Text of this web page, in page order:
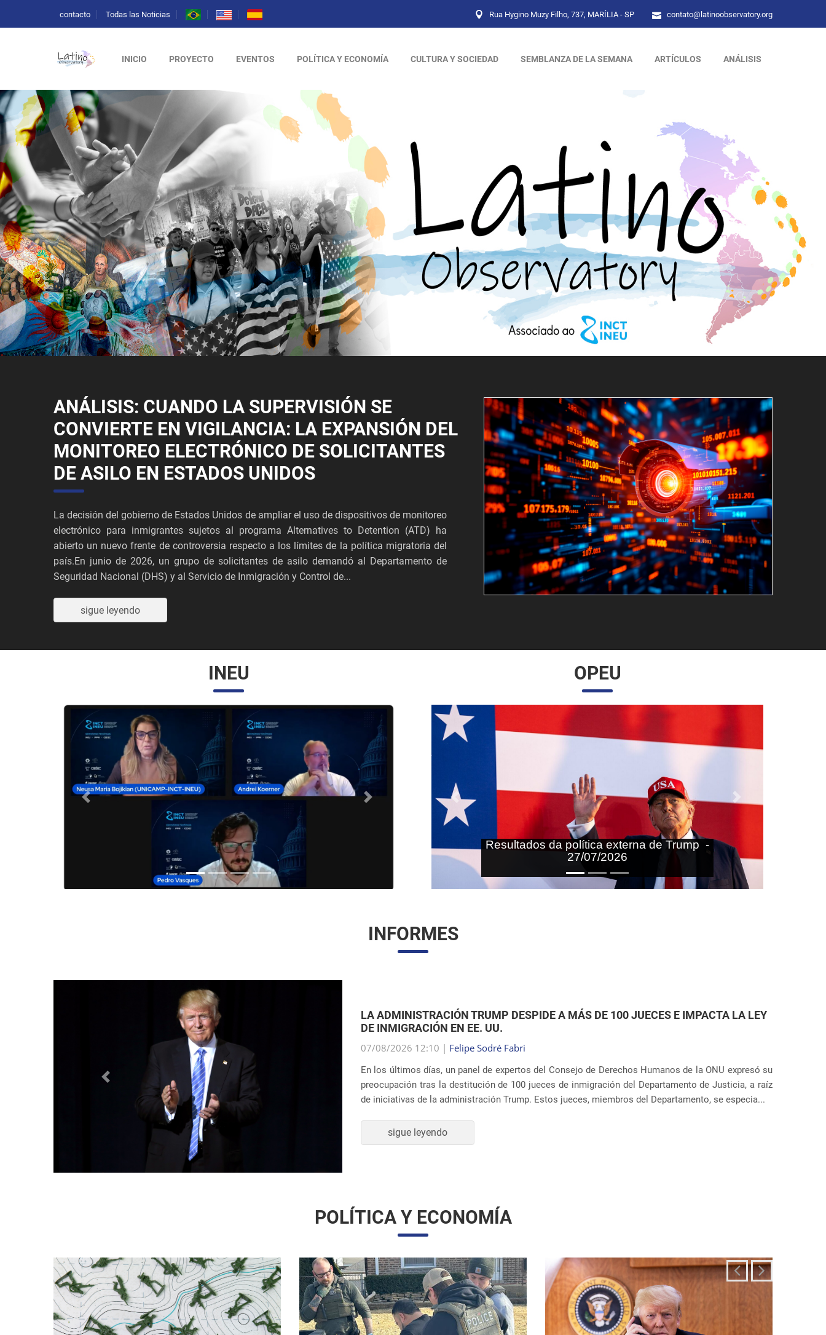
contacto Todas las Noticias Rua Hygino Muzy Filho, 737, MARÍLIA - SP contato@latinoobservatory.org
INICIO PROYECTO EVENTOS POLÍTICA Y ECONOMÍA CULTURA Y SOCIEDAD SEMBLANZA DE LA SEMANA ARTÍCULOS ANÁLISIS
ANÁLISIS: CUANDO LA SUPERVISIÓN SE
CONVIERTE EN VIGILANCIA: LA EXPANSIÓN DEL
MONITOREO ELECTRÓNICO DE SOLICITANTES
DE ASILO EN ESTADOS UNIDOS
La decisión del gobierno de Estados Unidos de ampliar el uso de dispositivos de monitoreo
electrónico para inmigrantes sujetos al programa Alternatives to Detention (ATD) ha
abierto un nuevo frente de controversia respecto a los límites de la política migratoria del
país.En junio de 2026, un grupo de solicitantes de asilo demandó al Departamento de
Seguridad Nacional (DHS) y al Servicio de Inmigración y Control de...
sigue leyendo
INEU
Anterior Próximo
OPEU
As terras raras nas agendas doméstica e
internacional do Brasil - 27/07/2026
Anterior Próximo
INFORMES
AMPLIACIÓN DE LOS CENTROS DE DETENCIÓN DE INMIGRANTES EN ESTADOS
UNIDOS
07/08/2026 12:01 | Gabriella Schimpl Tebar Anunciação
La noticia publicada por la revista TIME revela que el gobierno de Estados Unidos planea ampliar el
sistema de detención de inmigrantes del ICE (Servicio de Inmigración y Control de Aduanas). El plan
contempla la construcción o ampliación de unidades en 14 ubicaciones diferentes, incluye...
sigue leyendo
Anterior Próximo
POLÍTICA Y ECONOMÍA